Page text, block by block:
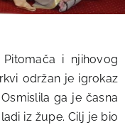
i njihovog
održan je igrokaz
ga je časna
iz župe. Cilj je bio